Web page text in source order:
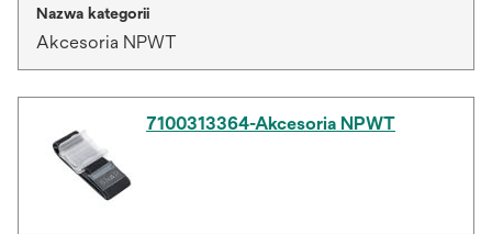
Nazwa kategorii
Akcesoria NPWT
7100313364-Akcesoria NPWT